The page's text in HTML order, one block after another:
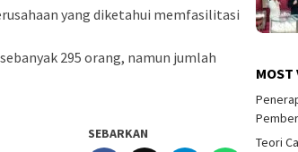
yang diketahui memfasilitasi
295 orang, namun jumlah
SEBARKAN
MOST
Teori